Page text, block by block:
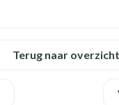
Terug naar overzicht